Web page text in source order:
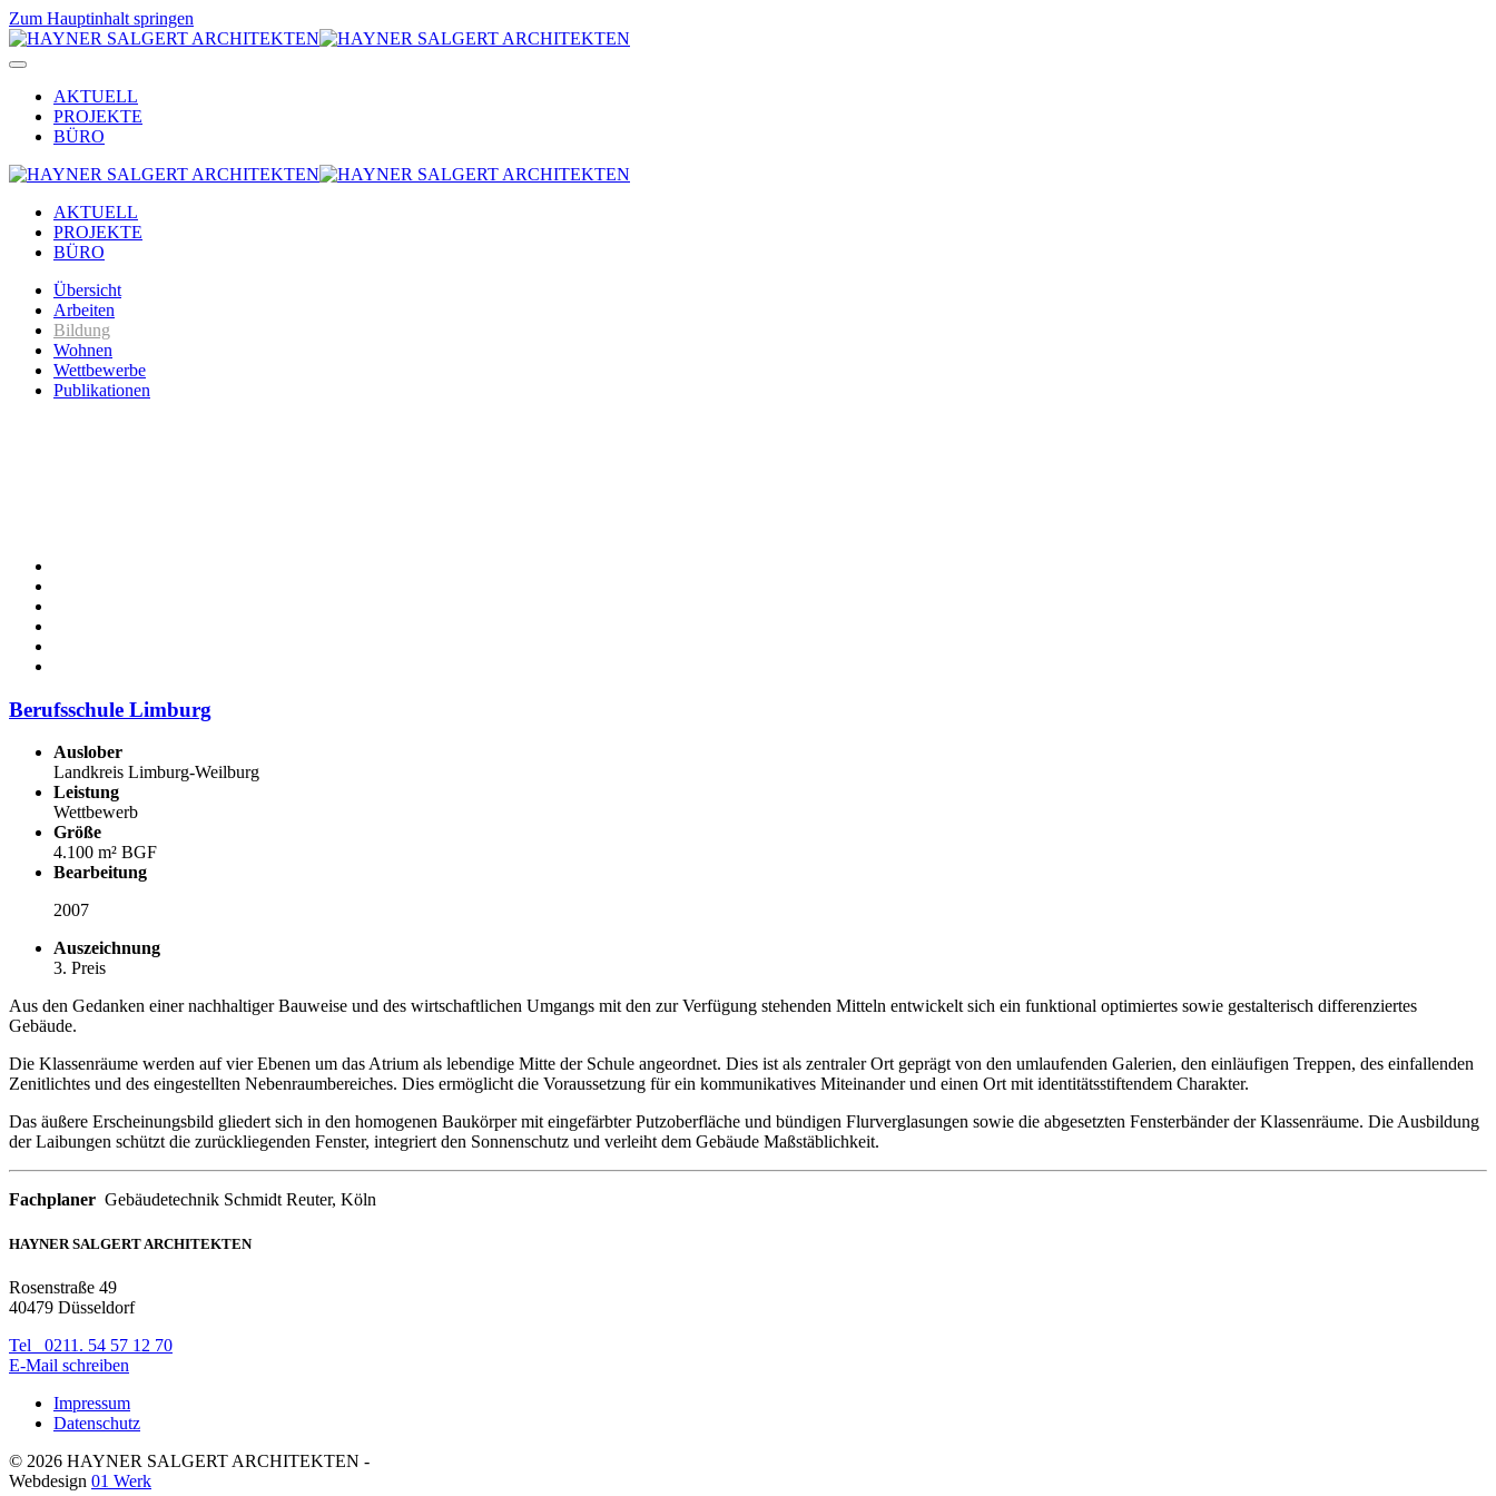
Zum Hauptinhalt springen
AKTUELL
PROJEKTE
BÜRO
AKTUELL
PROJEKTE
BÜRO
Übersicht
Arbeiten
Bildung
Wohnen
Wettbewerbe
Publikationen
Berufsschule Limburg
Auslober
Landkreis Limburg-Weilburg
Leistung
Wettbewerb
Größe
4.100 m² BGF
Bearbeitung
2007
Auszeichnung
3. Preis
Aus den Gedanken einer nachhaltiger Bauweise und des wirtschaftlichen Umgangs mit den zur Verfügung stehenden Mitteln entwickelt sich ein funktional optimiertes sowie gestalterisch differenziertes
Gebäude.
Die Klassenräume werden auf vier Ebenen um das Atrium als lebendige Mitte der Schule angeordnet. Dies ist als zentraler Ort geprägt von den umlaufenden Galerien, den einläufigen Treppen, des einfallenden
Zenitlichtes und des eingestellten Nebenraumbereiches. Dies ermöglicht die Voraussetzung für ein kommunikatives Miteinander und einen Ort mit identitätsstiftendem Charakter.
Das äußere Erscheinungsbild gliedert sich in den homogenen Baukörper mit eingefärbter Putzoberfläche und bündigen Flurverglasungen sowie die abgesetzten Fensterbänder der Klassenräume. Die Ausbildung
der Laibungen schützt die zurückliegenden Fenster, integriert den Sonnenschutz und verleiht dem Gebäude Maßstäblichkeit.
Fachplaner Gebäudetechnik Schmidt Reuter, Köln
HAYNER SALGERT ARCHITEKTEN
Rosenstraße 49
40479 Düsseldorf
Tel 0211. 54 57 12 70
E-Mail schreiben
Impressum
Datenschutz
© 2026 HAYNER SALGERT ARCHITEKTEN -
Webdesign 01 Werk